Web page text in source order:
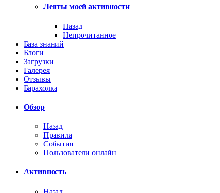
Ленты моей активности
Назад
Непрочитанное
База знаний
Блоги
Загрузки
Галерея
Отзывы
Барахолка
Обзор
Назад
Правила
События
Пользователи онлайн
Активность
Назад